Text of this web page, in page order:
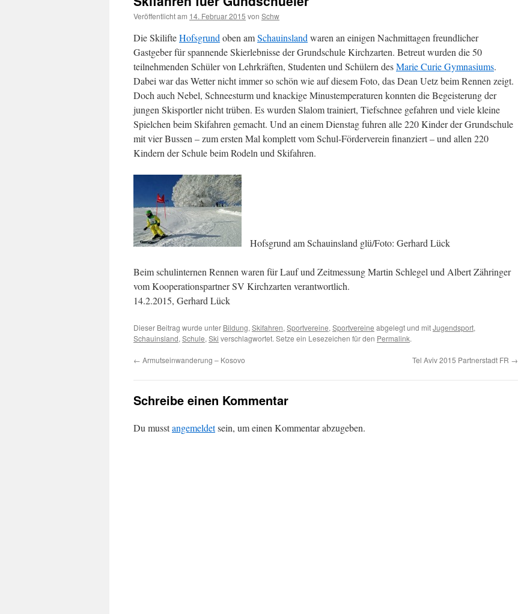
Veröffentlicht am 14. Februar 2015 von Schw
Die SkilifteHofsgrund oben amSchauinsland waren an einigen Nachmittagen freundlicher
Gastgeber für spannende Skierlebnisse der Grundschule Kirchzarten. Betreut wurden die 50
teilnehmenden Schüler von Lehrkräften, Studenten und Schülern desMarie Curie Gymnasiums.
Dabei war das Wetter nicht immer so schön wie auf diesem Foto, das Dean Uetz beim Rennen zeigt.
Doch auch Nebel, Schneesturm und knackige Minustemperaturen konnten die Begeisterung der
jungen Skisportler nicht trüben. Es wurden Slalom trainiert, Tiefschnee gefahren und viele kleine
Spielchen beim Skifahren gemacht. Und an einem Dienstag fuhren alle 220 Kinder der Grundschule
mit vier Bussen – zum ersten Mal komplett vom Schul-Förderverein finanziert – und allen 220
Kindern der Schule beim Rodeln und Skifahren.
Hofsgrund am Schauinsland glü/Foto: Gerhard Lück
Beim schulinternen Rennen waren für Lauf und Zeitmessung Martin Schlegel und Albert Zähringer
vom Kooperationspartner SV Kirchzarten verantwortlich.
14.2.2015, Gerhard Lück
Dieser Beitrag wurde unter Bildung, Skifahren, Sportvereine, Sportvereine abgelegt und mitJugendsport,
Schauinsland, Schule, Ski verschlagwortet. Setze ein Lesezeichen für den Permalink.
← Armutseinwanderung – Kosovo Tel Aviv 2015 Partnerstadt FR →
Schreibe einen Kommentar
Du musstangemeldetsein, um einen Kommentar abzugeben.